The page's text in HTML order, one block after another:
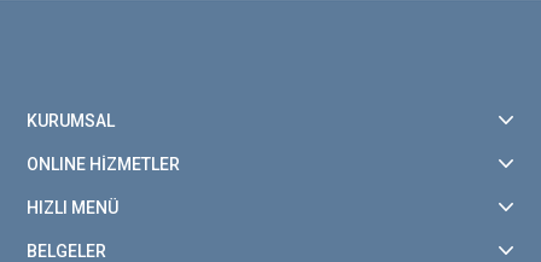
KURUMSAL
ONLINE HİZMETLER
HIZLI MENÜ
BELGELER